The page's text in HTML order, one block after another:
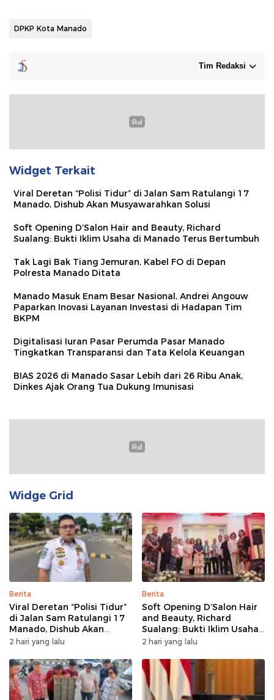
DPKP Kota Manado
Tim Redaksi
Widget Terkait
Viral Deretan “Polisi Tidur” di Jalan Sam Ratulangi 17
Manado, Dishub Akan Musyawarahkan Solusi
Soft Opening D’Salon Hair and Beauty, Richard
Sualang: Bukti Iklim Usaha di Manado Terus Bertumbuh
Tak Lagi Bak Tiang Jemuran, Kabel FO di Depan
Polresta Manado Ditata
Manado Masuk Enam Besar Nasional, Andrei Angouw
Paparkan Inovasi Layanan Investasi di Hadapan Tim
BKPM
Digitalisasi Iuran Pasar Perumda Pasar Manado
Tingkatkan Transparansi dan Tata Kelola Keuangan
BIAS 2026 di Manado Sasar Lebih dari 26 Ribu Anak,
Dinkes Ajak Orang Tua Dukung Imunisasi
Widge Grid
Berita
Viral Deretan “Polisi Tidur”
di Jalan Sam Ratulangi 17
Manado, Dishub Akan
Musyawarahkan Solusi
2 hari yang lalu
Berita
Soft Opening D’Salon Hair
and Beauty, Richard
Sualang: Bukti Iklim Usaha
di Manado Terus
2 hari yang lalu